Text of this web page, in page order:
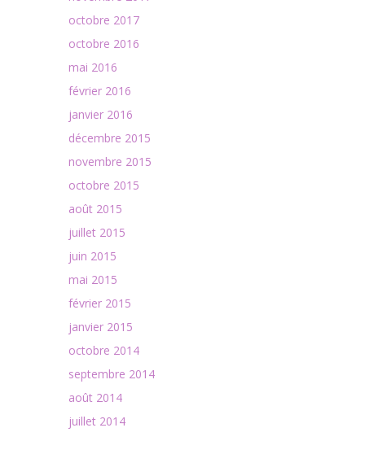
octobre 2017
octobre 2016
mai 2016
février 2016
janvier 2016
décembre 2015
novembre 2015
octobre 2015
août 2015
juillet 2015
juin 2015
mai 2015
février 2015
janvier 2015
octobre 2014
septembre 2014
août 2014
juillet 2014